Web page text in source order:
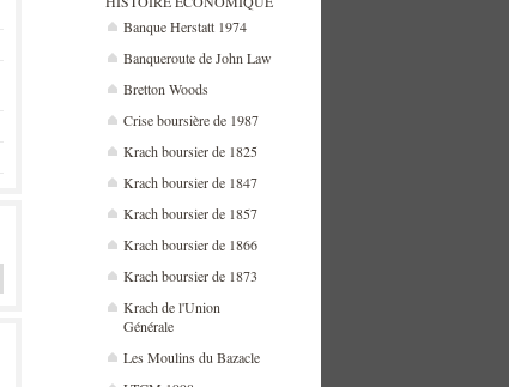
Banque Herstatt 1974
Banqueroute de John Law
Bretton Woods
Crise boursière de 1987
Krach boursier de 1825
Krach boursier de 1847
Krach boursier de 1857
Krach boursier de 1866
Krach boursier de 1873
Krach de l'Union
Générale
Les Moulins du Bazacle